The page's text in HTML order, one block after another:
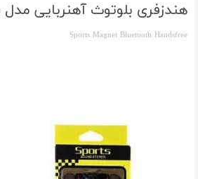
هندزفری بلوتوث آهنربایی مدل Sports
Sports Magnet Bluetooth Handsfree